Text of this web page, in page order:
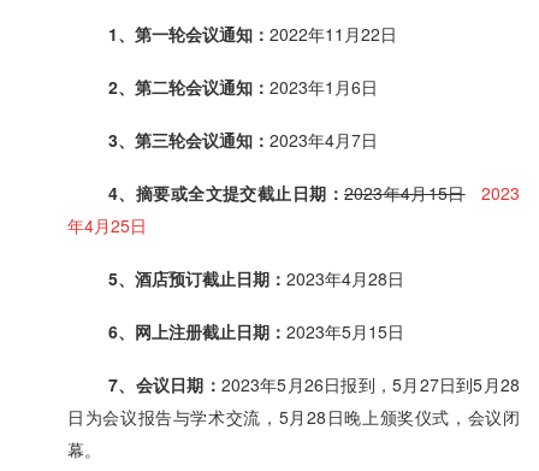
1、第一轮会议通知： 2022年11月22日
2、第二轮会议通知： 2023年1月6日
3、第三轮会议通知： 2023年4月7日
4、摘要或全文提交截止日期：2023年4月15日
2023
年4月25日
5、酒店预订截止日期： 2023年4月28日
6、网上注册截止日期： 2023年5月15日
7、会议日期： 2023年5月26日报到，5月27日到5月28
日为会议报告与学术交流，5月28日晚上颁奖仪式，会议闭
幕。